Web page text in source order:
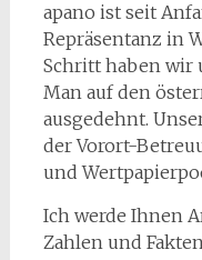
apano ist seit
Repräsentanz in
Schritt haben wir
Man auf den
ausgedehnt.
der Vorort-
und
Ich werde Ihnen
Zahlen und